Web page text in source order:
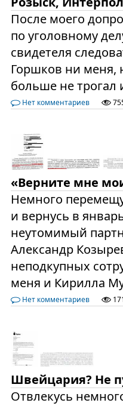
После моего
по уголовному
свидетеля
Горшков ни меня,
больше не трогал
Нет комментариев
«Верните мне
Немного
и вернусь в
неутомимый
Александр
неподкупных
меня и Кирилла
Нет комментариев
Швейцария? Не
Отвлекусь